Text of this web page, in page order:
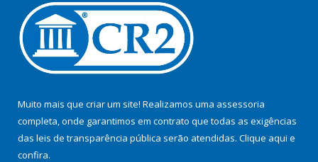
Muito mais que criar um site! Realizamos uma assessoria
completa, onde garantimos em contrato que todas as exigências
das leis de transparência pública serão atendidas. Clique aqui e
confira.